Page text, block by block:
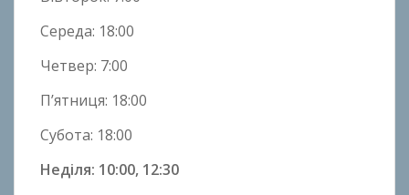
Середа: 18:00
Четвер: 7:00
П’ятниця: 18:00
Субота: 18:00
Неділя: 10:00, 12:30